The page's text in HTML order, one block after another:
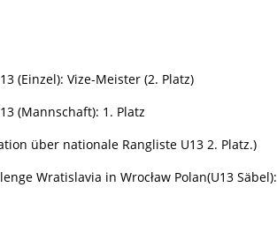
(Einzel): Vize-Meister (2. Platz)
(Mannschaft): 1. Platz
über nationale Rangliste U13 2. Platz.)
Wratislavia in Wrocław Polan(U13 Säbel):